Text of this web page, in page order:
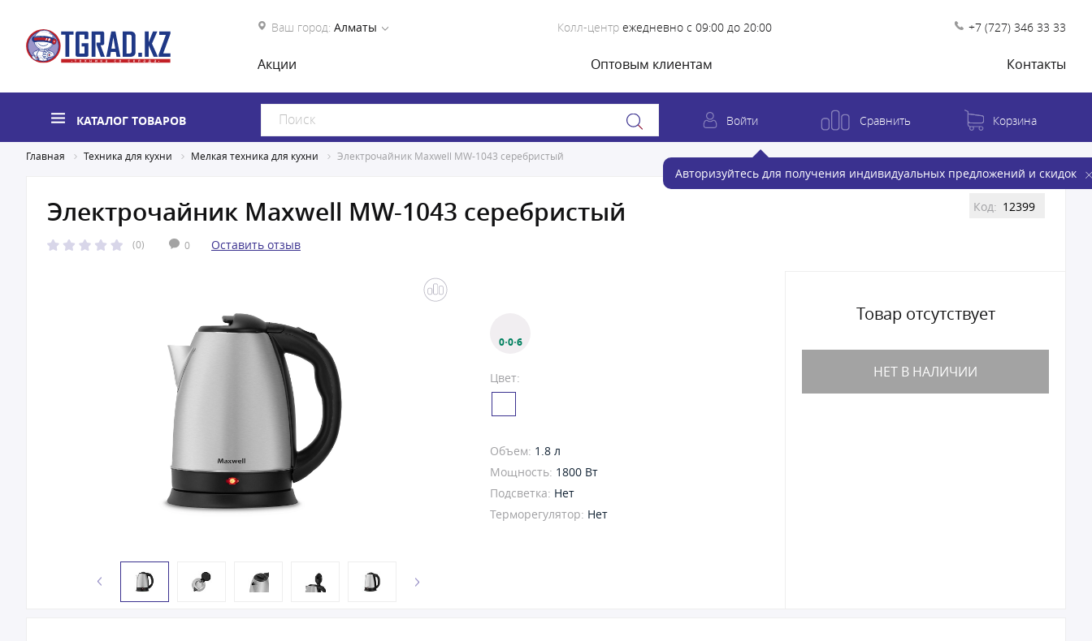
Ваш город: Алматы Колл-центр ежедневно с 09:00 до 20:00 +7 (727) 346 33 33
Акции Оптовым клиентам Контакты
КАТАЛОГ ТОВАРОВ Войти
Авторизуйтесь для получения индивидуальных предложений и скидок
Сравнить Корзина
Главная Техника для кухни Мелкая техника для кухни Электрочайник Maxwell MW-1043 серебристый
Электрочайник Maxwell MW-1043 серебристый
(0) 0 Оставить отзыв
Код: 12399
0·0·6
Цвет:
Объем: 1.8 л
Мощность: 1800 Вт
Подсветка: Нет
Терморегулятор: Нет
Товар отсутствует
НЕТ В НАЛИЧИИ